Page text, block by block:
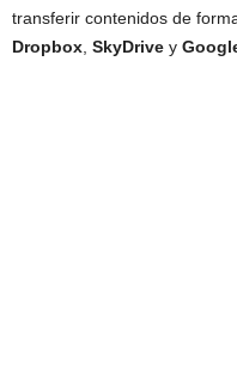
transferir contenidos de
Dropbox SkyDrive y